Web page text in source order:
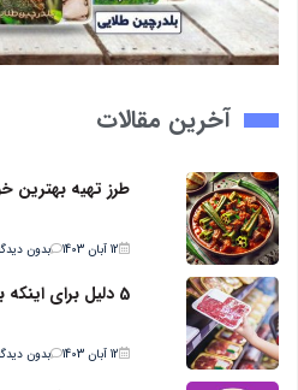
آخرین مقالات
طرز تهیه بهترین
12 آبان 1403 بدون
5 دلیل برای اینکه بسته بندی گوشت مهم است
12 آبان 1403 بدون